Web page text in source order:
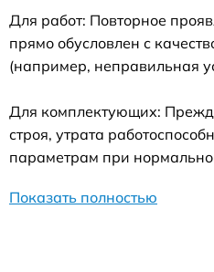
Для работ: Повторное
прямо обусловлен с
(например, неправильная
Для комплектующих:
строя, утрата
параметрам при
Показать полностью